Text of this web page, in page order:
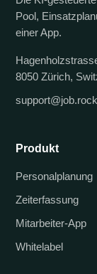
Pool,
einer App.
8050 Zürich,
Produkt
Personalplanung
Zeiterfassung
Mitarbeiter-App
Whitelabel